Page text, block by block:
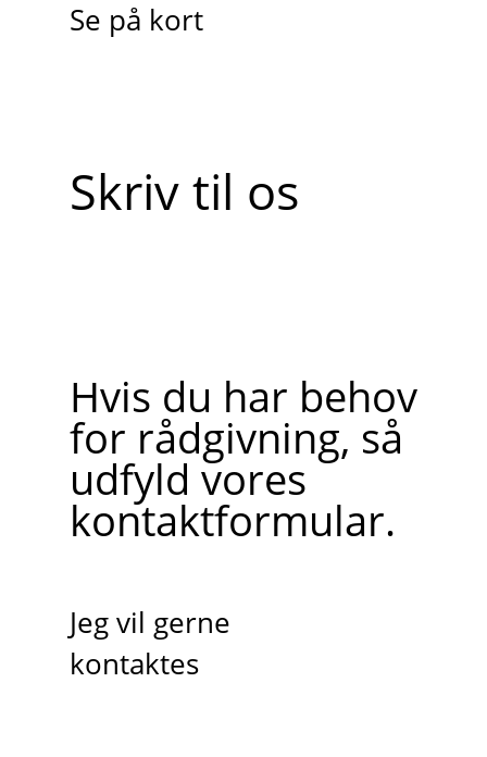
Se på kort
Skriv til os
Hvis du har behov
for rådgivning, så
udfyld vores
kontaktformular.
Jeg vil gerne
kontaktes